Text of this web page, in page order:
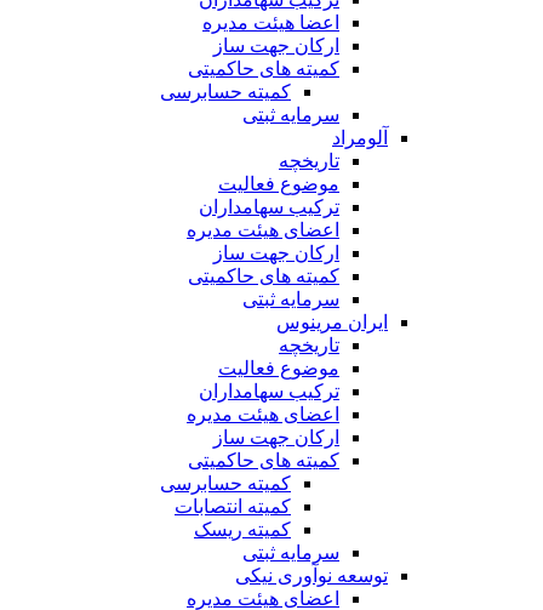
اعضا هیئت مدیره
ارکان جهت ساز
کمیته های حاکمیتی
کمیته حسابرسی
سرمایه ثبتی
آلومراد
تاریخچه
موضوع فعالیت
ترکیب سهامداران
اعضای هیئت مدیره
ارکان جهت ساز
کمیته های حاکمیتی
سرمایه ثبتی
ایران مرینوس
تاریخچه
موضوع فعالیت
ترکیب سهامداران
اعضای هیئت مدیره
ارکان جهت ساز
کمیته های حاکمیتی
کمیته حسابرسی
کمیته انتصابات
کمیته ریسک
سرمایه ثبتی
توسعه نوآوری نیکی
اعضای هیئت مدیره